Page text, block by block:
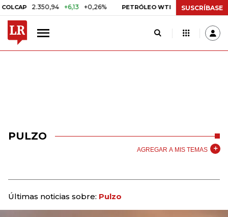
2.350,94 +6,13 +0,26% PETRÓLEO WTI US$ 78,01 US$ 2,92
SUSCRÍBASE
PULZO
AGREGAR A MIS TEMAS
Últimas noticias sobre: Pulzo